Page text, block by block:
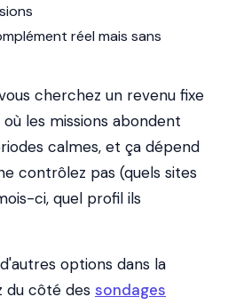
réel mais sans
cherchez un revenu fixe
les missions abondent
calmes, et ça dépend
contrôlez pas (quels sites
ci, quel profil ils
options dans la
du côté des sondages